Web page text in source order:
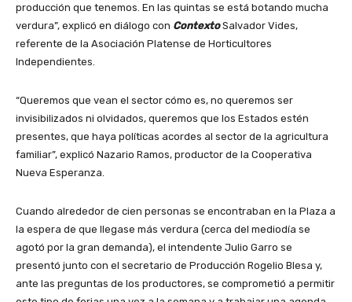
producción que tenemos. En las quintas se está botando mucha
verdura”, explicó en diálogo con ContextoSalvador Vides,
referente de la Asociación Platense de Horticultores
Independientes.
“Queremos que vean el sector cómo es, no queremos ser
invisibilizados ni olvidados, queremos que los Estados estén
presentes, que haya políticas acordes al sector de la agricultura
familiar”, explicó Nazario Ramos, productor de la Cooperativa
Nueva Esperanza.
Cuando alrededor de cien personas se encontraban en la Plaza a
la espera de que llegase más verdura (cerca del mediodía se
agotó por la gran demanda), el intendente Julio Garro se
presentó junto con el secretario de Producción Rogelio Blesa y,
ante las preguntas de los productores, se comprometió a permitir